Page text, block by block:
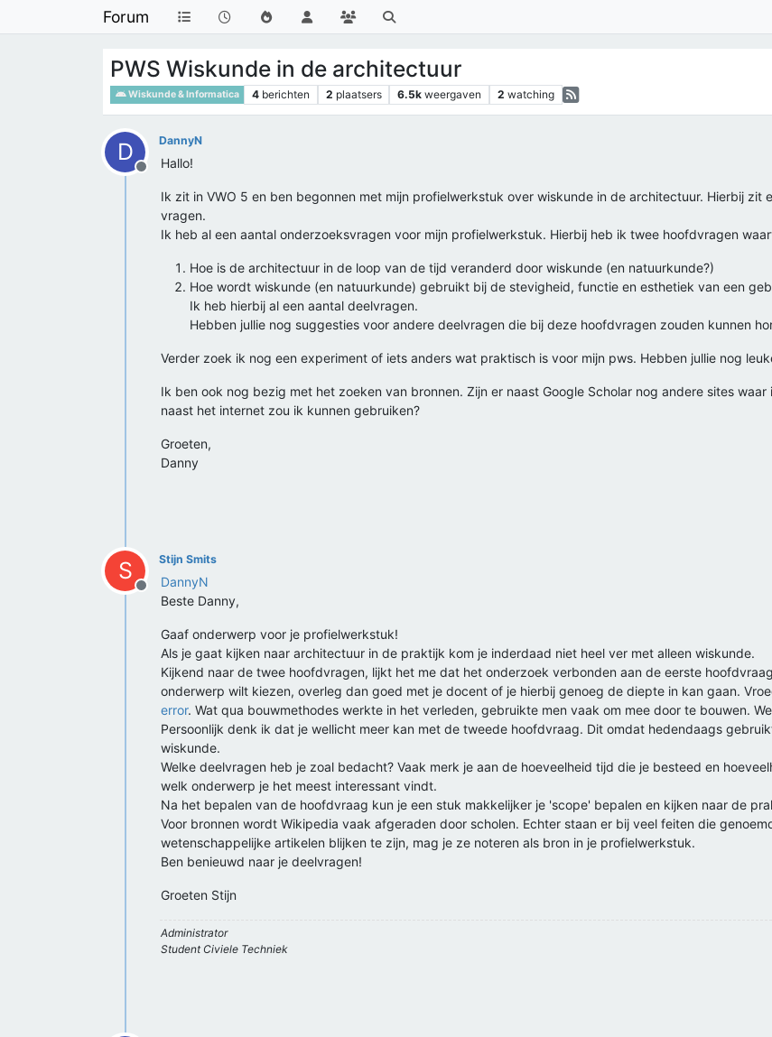
Forum
PWS Wiskunde in de architectuur
Wiskunde & Informatica 4 berichten 2 plaatsers 6.5k weergaven 2 watching
D
Offline
DannyN
Hallo!
Ik zit in VWO 5 en ben begonnen met mijn profielwerkstuk over wiskunde in de architectuur. Hierbij
vragen.
Ik heb al een aantal onderzoeksvragen voor mijn profielwerkstuk. Hierbij heb ik twee hoofdvragen
Hoe is de architectuur in de loop van de tijd veranderd door wiskunde (en natuurkunde?)
Hoe wordt wiskunde (en natuurkunde) gebruikt bij de stevigheid, functie en esthetiek van een
Ik heb hierbij al een aantal deelvragen.
Hebben jullie nog suggesties voor andere deelvragen die bij deze hoofdvragen zouden kunnen
Verder zoek ik nog een experiment of iets anders wat praktisch is voor mijn pws. Hebben jullie nog
Ik ben ook nog bezig met het zoeken van bronnen. Zijn er naast Google Scholar nog andere sites
naast het internet zou ik kunnen gebruiken?
Groeten,
Danny
S
Offline
Stijn Smits
DannyN
Beste Danny,
Gaaf onderwerp voor je profielwerkstuk!
Als je gaat kijken naar architectuur in de praktijk kom je inderdaad niet heel ver met alleen wiskunde.
Kijkend naar de twee hoofdvragen, lijkt het me dat het onderzoek verbonden aan de eerste
onderwerp wilt kiezen, overleg dan goed met je docent of je hierbij genoeg de diepte in kan gaan.
error. Wat qua bouwmethodes werkte in het verleden, gebruikte men vaak om mee door te bouwen.
Persoonlijk denk ik dat je wellicht meer kan met de tweede hoofdvraag. Dit omdat hedendaags
wiskunde.
Welke deelvragen heb je zoal bedacht? Vaak merk je aan de hoeveelheid tijd die je besteed en
welk onderwerp je het meest interessant vindt.
Na het bepalen van de hoofdvraag kun je een stuk makkelijker je 'scope' bepalen en kijken naar de
Voor bronnen wordt Wikipedia vaak afgeraden door scholen. Echter staan er bij veel feiten die
wetenschappelijke artikelen blijken te zijn, mag je ze noteren als bron in je profielwerkstuk.
Ben benieuwd naar je deelvragen!
Groeten Stijn
Administrator
Student Civiele Techniek